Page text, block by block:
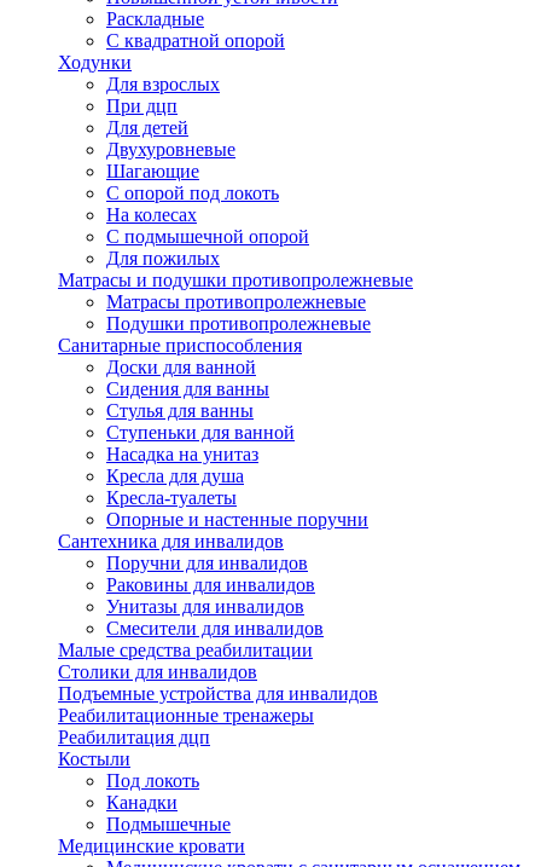
Раскладные
С квадратной опорой
Ходунки
Для взрослых
При дцп
Для детей
Двухуровневые
Шагающие
С опорой под локоть
На колесах
С подмышечной опорой
Для пожилых
Матрасы и подушки противопролежневые
Матрасы противопролежневые
Подушки противопролежневые
Санитарные приспособления
Доски для ванной
Сидения для ванны
Стулья для ванны
Ступеньки для ванной
Насадка на унитаз
Кресла для душа
Кресла-туалеты
Опорные и настенные поручни
Сантехника для инвалидов
Поручни для инвалидов
Раковины для инвалидов
Унитазы для инвалидов
Смесители для инвалидов
Малые средства реабилитации
Столики для инвалидов
Подъемные устройства для инвалидов
Реабилитационные тренажеры
Реабилитация дцп
Костыли
Под локоть
Канадки
Подмышечные
Медицинские кровати